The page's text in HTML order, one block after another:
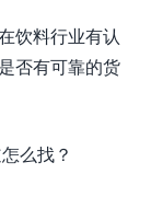
饮料行业有认
否有可靠的货